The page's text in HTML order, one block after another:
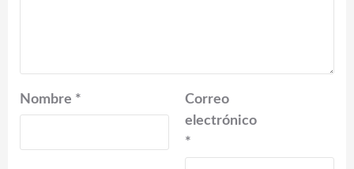
Nombre *
Correo
electrónico
*